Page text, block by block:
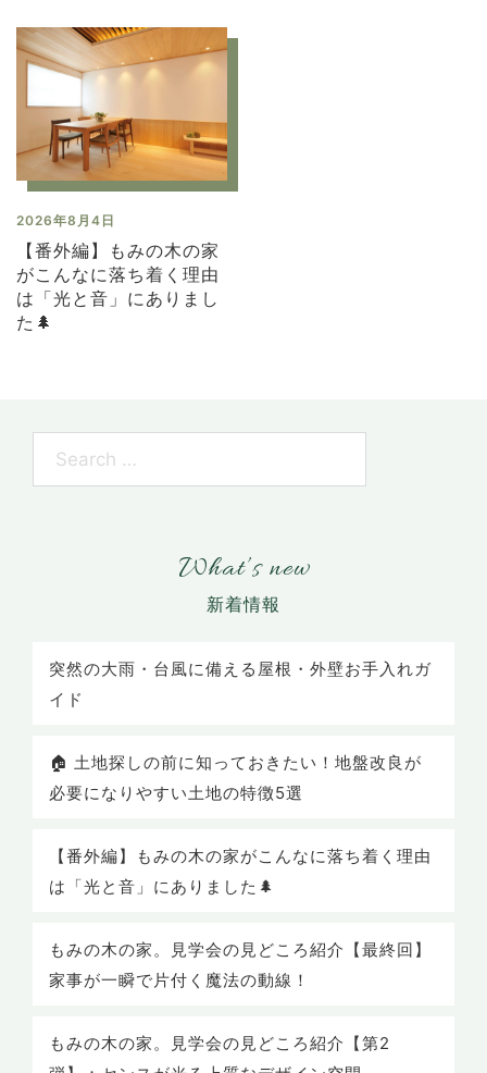
2026年8月4日
【番外編】もみの木の家
がこんなに落ち着く理由
は「光と音」にありまし
た🌲
What’s new
突然の大雨・台風に備える屋根・外壁お手入れガ
イド
🏠 土地探しの前に知っておきたい！地盤改良が
必要になりやすい土地の特徴5選
【番外編】もみの木の家がこんなに落ち着く理由
は「光と音」にありました🌲
もみの木の家。見学会の見どころ紹介【最終回】
家事が一瞬で片付く魔法の動線！
もみの木の家。見学会の見どころ紹介【第2